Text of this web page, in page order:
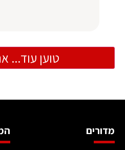
טוען עוד...
מדורים